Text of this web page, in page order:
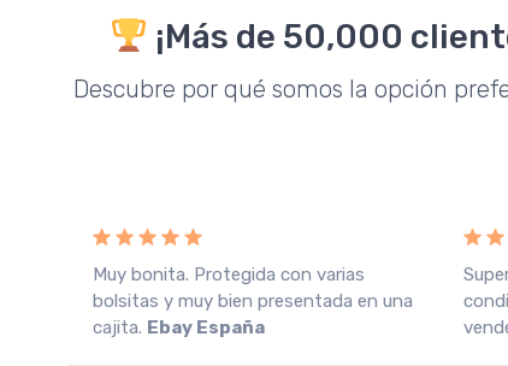
¡Más de 50,000
Descubre por qué somos la opción
Muy bonita. Protegida con varias
bolsitas y muy bien presentada en una
cajita. Ebay España